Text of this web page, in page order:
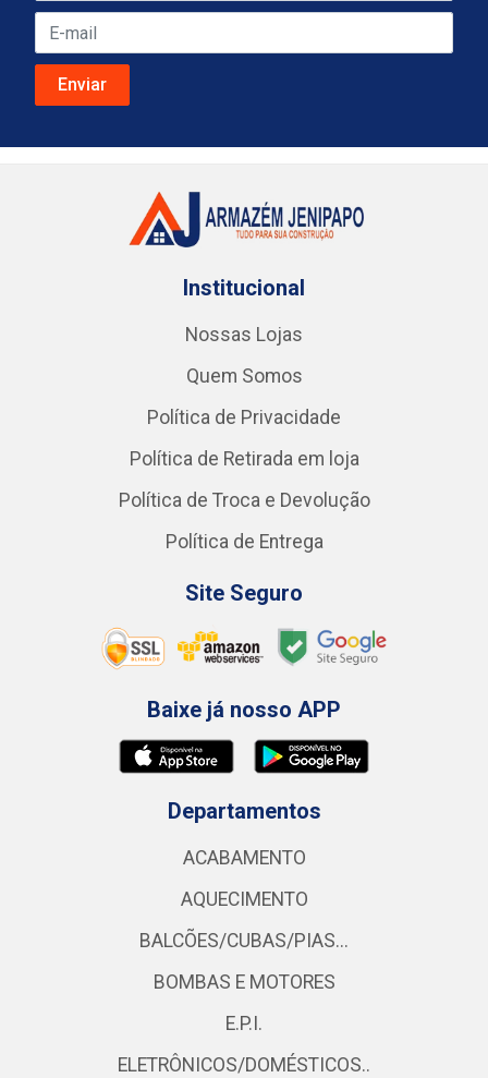
Institucional
Nossas Lojas
Quem Somos
Política de Privacidade
Política de Retirada em loja
Política de Troca e Devolução
Política de Entrega
Site Seguro
Baixe já nosso APP
Departamentos
ACABAMENTO
AQUECIMENTO
BALCÕES/CUBAS/PIAS...
BOMBAS E MOTORES
E.P.I.
ELETRÔNICOS/DOMÉSTICOS..